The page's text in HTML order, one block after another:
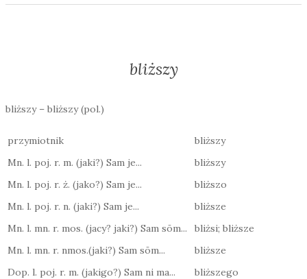
bliższy
bliższy – bliższy (pol.)
przymiotnik
bliższy
Mn. l. poj. r. m. (jaki?) Sam je...
bliższy
Mn. l. poj. r. ż. (jako?) Sam je...
bliższo
Mn. l. poj. r. n. (jaki?) Sam je...
bliższe
Mn. l. mn. r. mos. (jacy? jaki?) Sam sōm...
bliżsi; bliższe
Mn. l. mn. r. nmos.(jaki?) Sam sōm...
bliższe
Dop. l. poj. r. m. (jakigo?) Sam ni ma...
bliższego